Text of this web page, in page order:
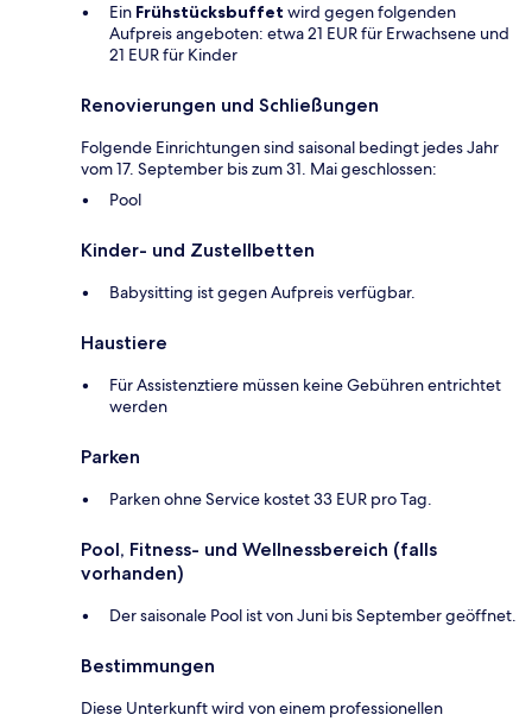
Ein Frühstücksbuffet wird gegen folgenden
Aufpreis angeboten: etwa 21 EUR für Erwachsene und
21 EUR für Kinder
Renovierungen und Schließungen
Folgende Einrichtungen sind saisonal bedingt jedes Jahr
vom 17. September bis zum 31. Mai geschlossen:
Pool
Kinder- und Zustellbetten
Babysitting ist gegen Aufpreis verfügbar.
Haustiere
Für Assistenztiere müssen keine Gebühren entrichtet
werden
Parken
Parken ohne Service kostet 33 EUR pro Tag.
Pool, Fitness- und Wellnessbereich (falls
vorhanden)
Der saisonale Pool ist von Juni bis September geöffnet.
Bestimmungen
Diese Unterkunft wird von einem professionellen